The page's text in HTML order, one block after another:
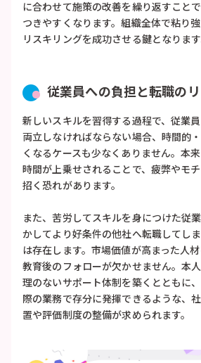
に合わせて施策の改善を繰り返すこと
つきやすくなります。組織全体で粘り
リスキリングを成功させる鍵となります
従業員への負担と転職の
新しいスキルを習得する過程で、従業
両立しなければならない場合、時間的
くなるケースも少なくありません。本
時間が上乗せされることで、疲弊やモ
招く恐れがあります。
また、苦労してスキルを身につけた従
かしてより好条件の他社へ転職してし
は存在します。市場価値が高まった人材
教育後のフォローが欠かせません。本
理のないサポート体制を築くとともに
際の業務で存分に発揮できるような、
置や評価制度の整備が求められます。